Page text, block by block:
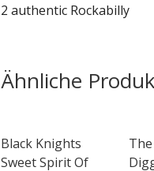
2 authentic Rockabilly
Ähnliche
Black Knights
Sweet Spirit Of